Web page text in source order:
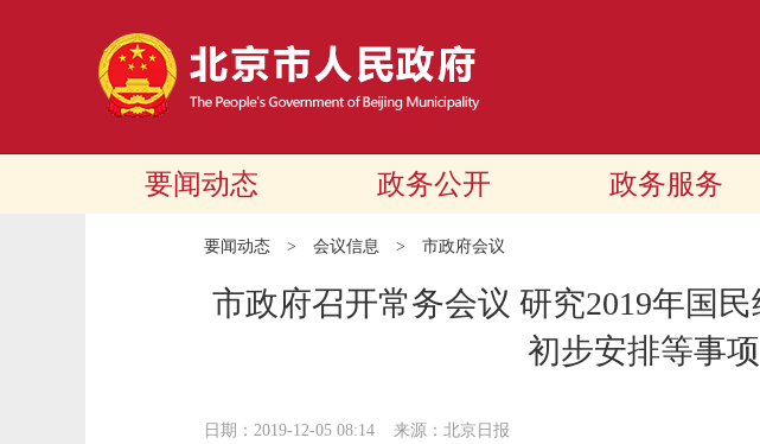
要闻动态 政务公开 政务服务
要闻动态 > 会议信息 > 市政府会议
市政府召开常务会议 研究2019年国
初步安排等事
日期：2019-12-05 08:14 来源：北京日报